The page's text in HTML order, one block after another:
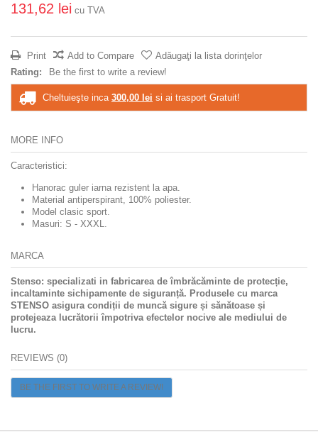
131,62 lei cu TVA
Print Add to Compare
Adăugaţi la lista dorinţelor
Rating:
Be the first to write a review!
Cheltuieşte inca 300,00 lei si ai trasport Gratuit!
MORE INFO
Caracteristici:
Hanorac guler iarna rezistent la apa.
Material antiperspirant, 100% poliester.
Model clasic sport.
Masuri: S - XXXL.
MARCA
Stenso: specializati in fabricarea de îmbrăcăminte de protecție,
incaltaminte sichipamente de siguranță. Produsele cu marca
STENSO asigura condiții de muncă sigure și sănătoase și
protejeaza lucrătorii împotriva efectelor nocive ale mediului de
lucru.
REVIEWS (0)
BE THE FIRST TO WRITE A REVIEW!